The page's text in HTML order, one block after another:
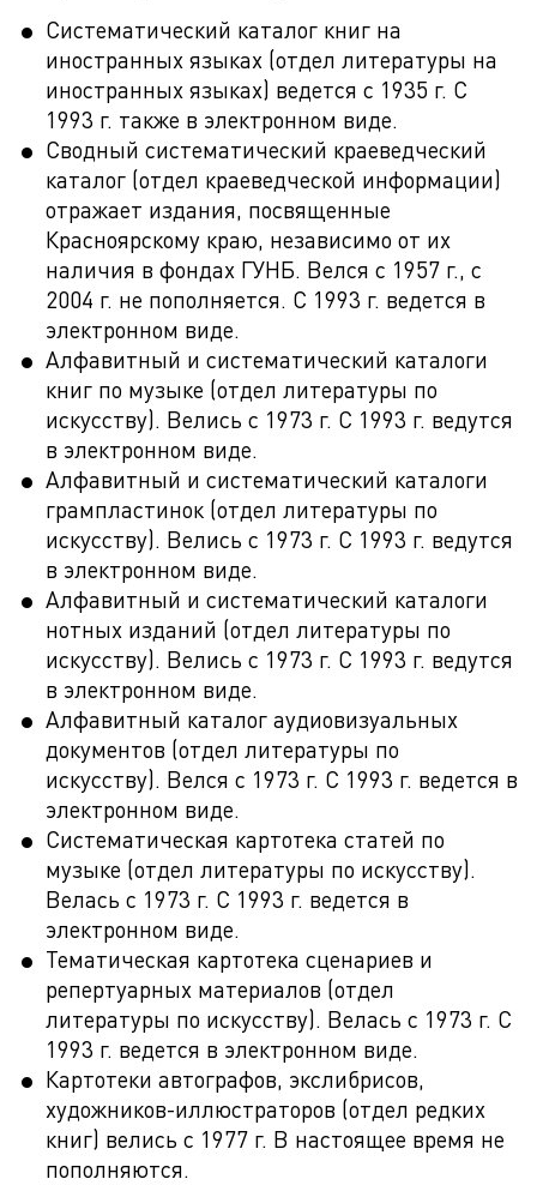
Систематический каталог книг на
иностранных языках (отдел литературы на
иностранных языках) ведется с 1935 г. С
1993 г. также в электронном виде.
Сводный систематический краеведческий
каталог (отдел краеведческой информации)
отражает издания, посвященные
Красноярскому краю, независимо от их
наличия в фондах ГУНБ. Велся с 1957 г., с
2004 г. не пополняется. С 1993 г. ведется в
электронном виде.
Алфавитный и систематический каталоги
книг по музыке (отдел литературы по
искусству). Велись с 1973 г. С 1993 г. ведутся
в электронном виде.
Алфавитный и систематический каталоги
грампластинок (отдел литературы по
искусству). Велись с 1973 г. С 1993 г. ведутся
в электронном виде.
Алфавитный и систематический каталоги
нотных изданий (отдел литературы по
искусству). Велись с 1973 г. С 1993 г. ведутся
в электронном виде.
Алфавитный каталог аудиовизуальных
документов (отдел литературы по
искусству). Велся с 1973 г. С 1993 г. ведется в
электронном виде.
Систематическая картотека статей по
музыке (отдел литературы по искусству).
Велась с 1973 г. С 1993 г. ведется в
электронном виде.
Тематическая картотека сценариев и
репертуарных материалов (отдел
литературы по искусству). Велась с 1973 г. С
1993 г. ведется в электронном виде.
Картотеки автографов, экслибрисов,
художников-иллюстраторов (отдел редких
книг) велись с 1977 г. В настоящее время не
пополняются.